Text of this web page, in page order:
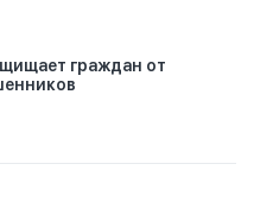
граждан от